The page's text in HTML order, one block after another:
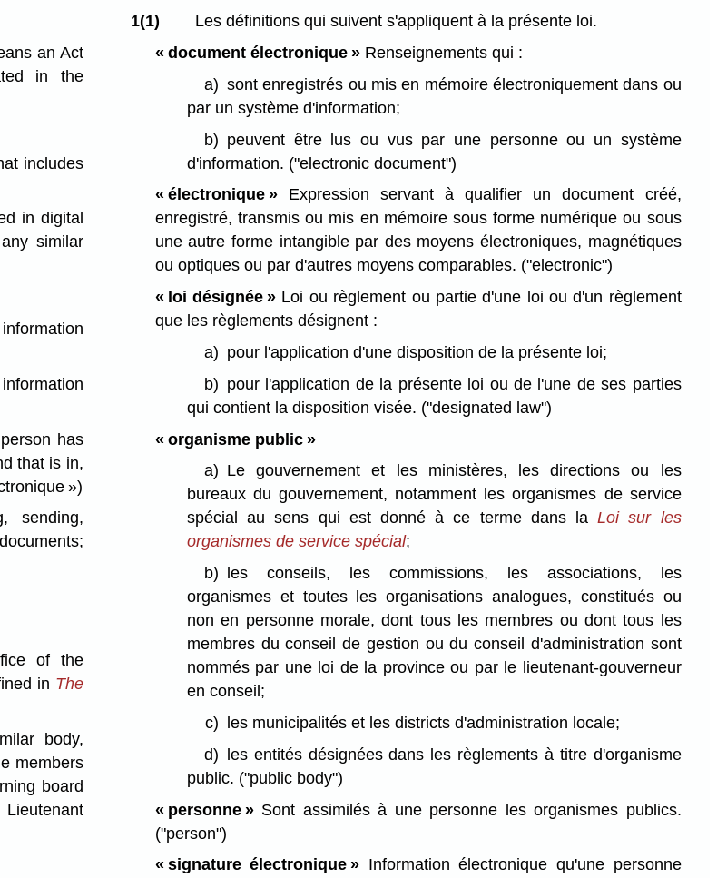
an Act
in the
includes
in digital
similar
has
that is in,
»)
sending,
of the
in The
body,
members
board
1(1)
Les définitions qui suivent s'appliquent à la présente loi.
« document électronique »Renseignements qui :
a) sont enregistrés ou mis en mémoire électroniquement dans ou
par un système d'information;
b) peuvent être lus ou vus par une personne ou un système
d'information. ("electronic document")
« électronique »Expression servant à qualifier un document créé,
enregistré, transmis ou mis en mémoire sous forme numérique ou sous
une autre forme intangible par des moyens électroniques, magnétiques
ou optiques ou par d'autres moyens comparables. ("electronic")
« loi désignée » Loi ou règlement ou partie d'une loi ou d'un règlement
que les règlements désignent :
a) pour l'application d'une disposition de la présente loi;
b) pour l'application de la présente loi ou de l'une de ses parties
qui contient la disposition visée. ("designated law")
« organisme public »
a) Le gouvernement et les ministères, les directions ou les
bureaux du gouvernement, notamment les organismes de service
spécial au sens qui est donné à ce terme dans laLoi sur les
organismes de service spécial;
b)
les conseils, les commissions, les associations, les
organismes et toutes les organisations analogues, constitués ou
non en personne morale, dont tous les membres ou dont tous les
membres du conseil de gestion ou du conseil d'administration sont
nommés par une loi de la province ou par le lieutenant-gouverneur
en conseil;
c)
les municipalités et les districts d'administration locale;
d) les entités désignées dans les règlements à titre d'organisme
public. ("public body")
« personne »Sont assimilés à une personne les organismes publics.
("person")
« signature électronique » Information électronique qu'une personne